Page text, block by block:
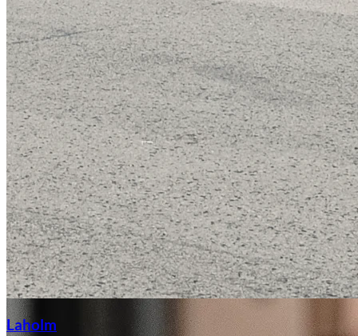
Laholm